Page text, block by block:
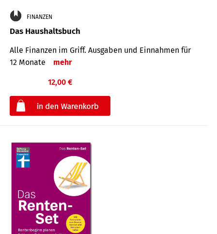
FINANZEN
Das Haushaltsbuch
Alle Finanzen im Griff. Aus­gaben und Ein­nahmen für
12 Monate
mehr
12,00 €